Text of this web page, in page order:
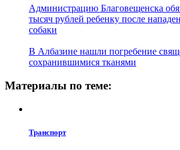
Администрацию Благовещенска
тысяч рублей ребенку после
собаки
В Албазине нашли погребение
сохранившимися тканями
Материалы по теме:
Транспорт